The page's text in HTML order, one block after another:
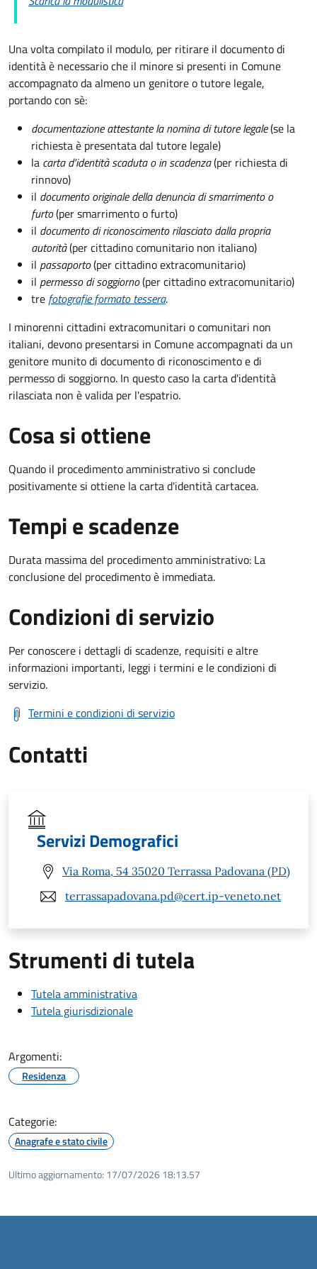
Una volta compilato il modulo, per ritirare il documento di
identità è necessario che il minore si presenti in Comune
accompagnato da almeno un genitore o tutore legale,
portando con sè:
documentazione attestante la nomina di tutore legale(se la
richiesta è presentata dal tutore legale)
la carta d'identità scaduta o in scadenza(per richiesta di
rinnovo)
il documento originale della denuncia di smarrimento o
furto(per smarrimento o furto)
il documento di riconoscimento rilasciato dalla propria
autorità(per cittadino comunitario non italiano)
il passaporto(per cittadino extracomunitario)
il permesso di soggiorno(per cittadino extracomunitario)
tre fotografie formato tessera.
I minorenni cittadini extracomunitari o comunitari non
italiani, devono presentarsi in Comune accompagnati da un
genitore munito di documento di riconoscimento e di
permesso di soggiorno. In questo caso la carta d'identità
rilasciata non è valida per l'espatrio.
Cosa si ottiene
Quando il procedimento amministrativo si conclude
positivamente si ottiene la carta d'identità cartacea.
Tempi e scadenze
Durata massima del procedimento amministrativo: La
conclusione del procedimento è immediata.
Condizioni di servizio
Per conoscere i dettagli di scadenze, requisiti e altre
informazioni importanti, leggi i termini e le condizioni di
servizio.
Termini e condizioni di servizio
Contatti
Servizi Demografici
Via Roma, 54 35020 Terrassa Padovana (PD)
terrassapadovana.pd@cert.ip-veneto.net
Strumenti di tutela
Tutela amministrativa
Tutela giurisdizionale
Argomenti:
Residenza
Categorie:
Anagrafe e stato civile
Ultimo aggiornamento: 17/07/2026 18:13.57